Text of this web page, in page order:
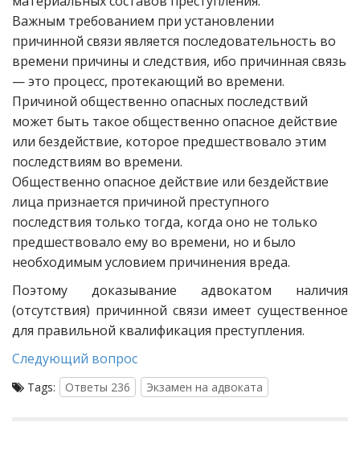
Важным требованием при установлении
причинной связи является последовательность во
времени причины и следствия, ибо причинная связь
— это процесс, протекающий во времени.
Причиной общественно опасных последствий
может быть такое общественно опасное действие
или бездействие, которое предшествовало этим
последствиям во времени.
Общественно опасное действие или бездействие
лица признается причиной преступного
последствия только тогда, когда оно не только
предшествовало ему во времени, но и было
необходимым условием причинения вреда.
Поэтому доказывание адвокатом наличия
(отсутствия) причинной связи имеет существенное
для правильной квалификация преступления.
Следующий вопрос
Tags: Ответы 236 Экзамен на адвоката